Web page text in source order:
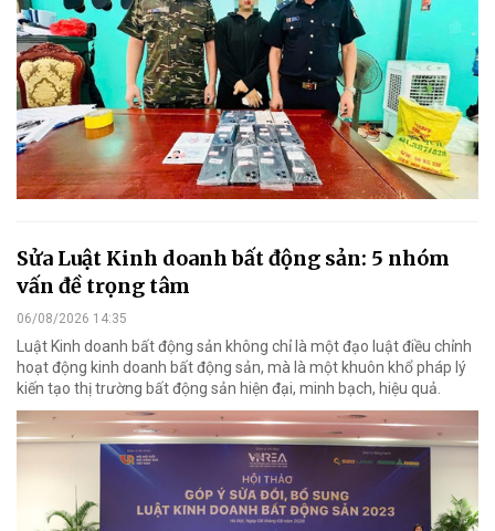
Sửa Luật Kinh doanh bất động sản: 5 nhóm
vấn đề trọng tâm
06/08/2026 14:35
Luật Kinh doanh bất động sản không chỉ là một đạo luật điều chỉnh
hoạt động kinh doanh bất động sản, mà là một khuôn khổ pháp lý
kiến tạo thị trường bất động sản hiện đại, minh bạch, hiệu quả.